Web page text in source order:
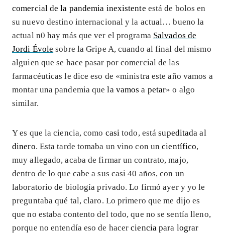
comercial de la pandemia inexistente está de bolos en
su nuevo destino internacional y la actual… bueno la
actual n0 hay más que ver el programa Salvados de
Jordi Évole sobre la Gripe A, cuando al final del mismo
alguien que se hace pasar por comercial de las
farmacéuticas le dice eso de «ministra este año vamos a
montar una pandemia quela vamos a petar» o algo
similar.
Y es que la ciencia, como casitodo, estásupeditada al
dinero. Esta tarde tomaba un vino con uncientífico,
muy allegado, acaba de firmar un contrato, majo,
dentro de lo que cabe a sus casi 40 años, con un
laboratorio de biología privado. Lo firmó ayer y yo le
preguntaba qué tal, claro. Lo primero que me dijo es
que no estaba contento del todo, que no se sentía lleno,
porque no entendía eso de hacerciencia para lograr